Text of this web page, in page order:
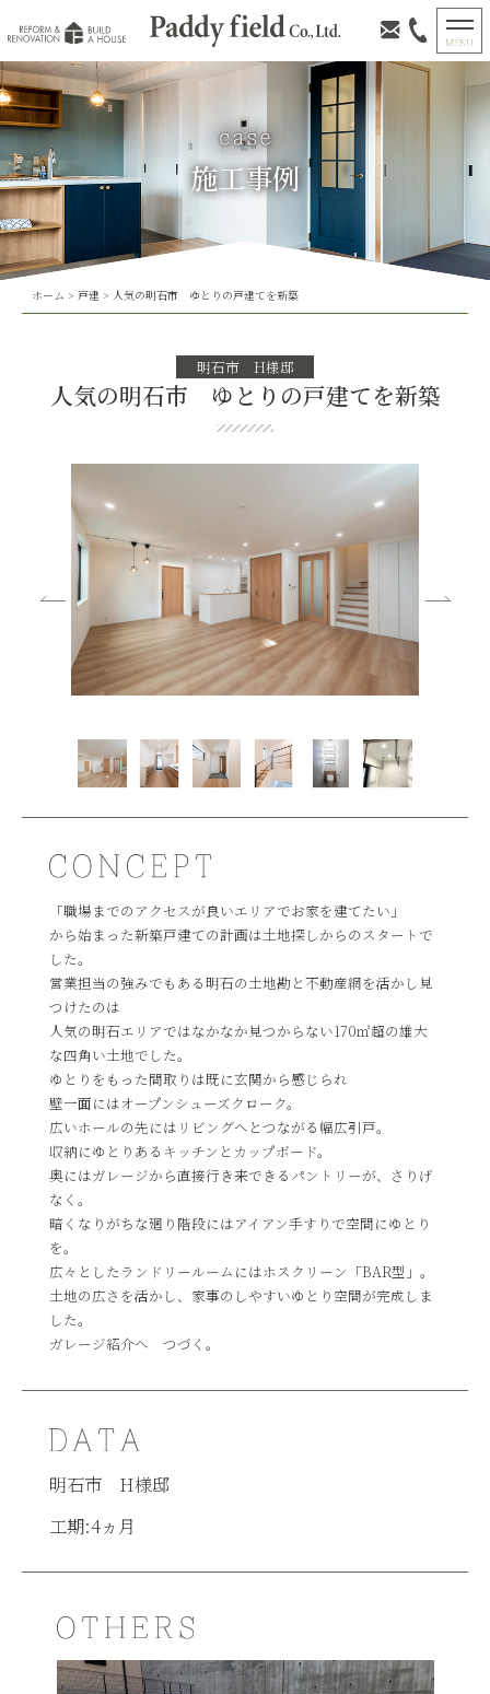
施工事例
ホーム > 戸建> 人気の明石市 ゆとりの戸建てを新築
明石市 H様邸
人気の明石市 ゆとりの戸建てを新築
「職場までのアクセスが良いエリアでお家を建てたい」
から始まった新築戸建ての計画は土地探しからのスタートで
した。
営業担当の強みでもある明石の土地勘と不動産網を活かし見
つけたのは
人気の明石エリアではなかなか見つからない170㎡超の雄大
な四角い土地でした。
ゆとりをもった間取りは既に玄関から感じられ
壁一面にはオープンシューズクローク。
広いホールの先にはリビングへとつながる幅広引戸。
収納にゆとりあるキッチンとカップボード。
奥にはガレージから直接行き来できるパントリーが、さりげ
なく。
暗くなりがちな廻り階段にはアイアン手すりで空間にゆとり
を。
広々としたランドリールームにはホスクリーン「BAR型」。
土地の広さを活かし、家事のしやすいゆとり空間が完成しま
した。
ガレージ紹介へ つづく。
明石市 H様邸
工期:4ヵ月